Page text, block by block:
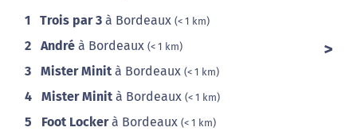
1 Trois par 3 à Bordeaux (< 1 km)
2 André à Bordeaux (< 1 km)
3 Mister Minit à Bordeaux (< 1 km)
4 Mister Minit à Bordeaux (< 1 km)
5 Foot Lockerà Bordeaux (< 1 km)